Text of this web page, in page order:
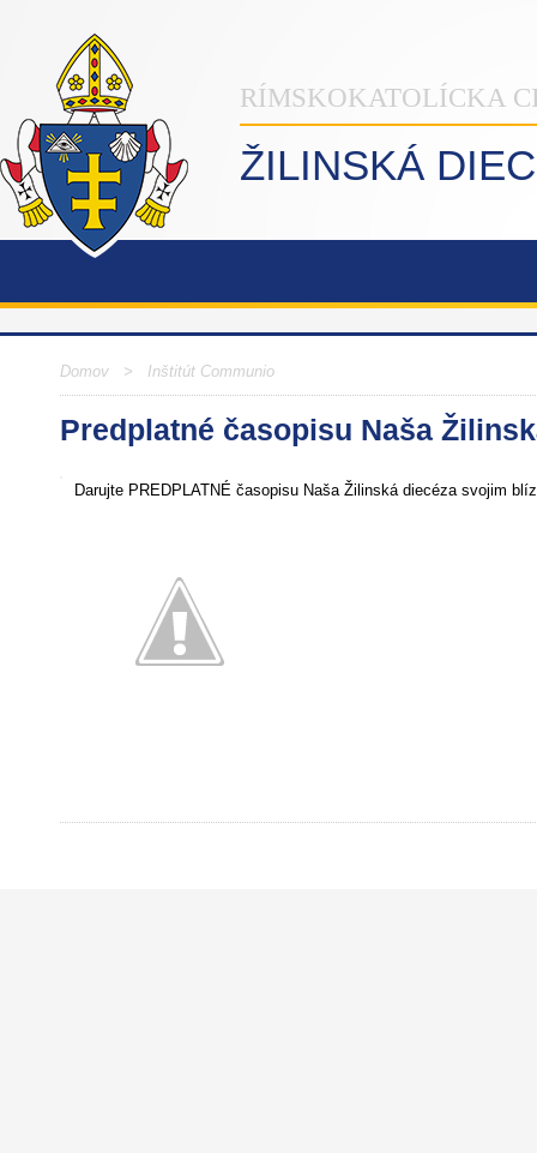
RÍMSKOKATOLÍCKA
ŽILINSKÁ
Domov > Inštitút Communio
Predplatné časopisu Naša
Darujte PREDPLATNÉ časopisu Naša Žilinská diecéza svojim